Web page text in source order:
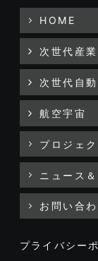
HOME
次世代産
次世代自
航空宇宙
プロジェ
ニュース
お問い合
プライバシー